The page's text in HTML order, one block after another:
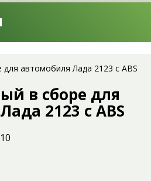
в сборе для
2123 c ABS